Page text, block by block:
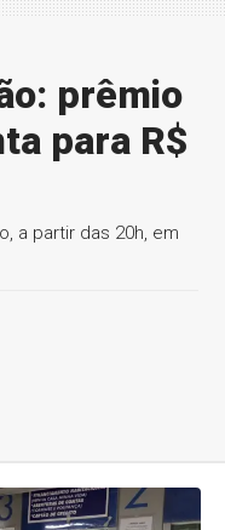
prêmio
para R$
a partir das 20h, em